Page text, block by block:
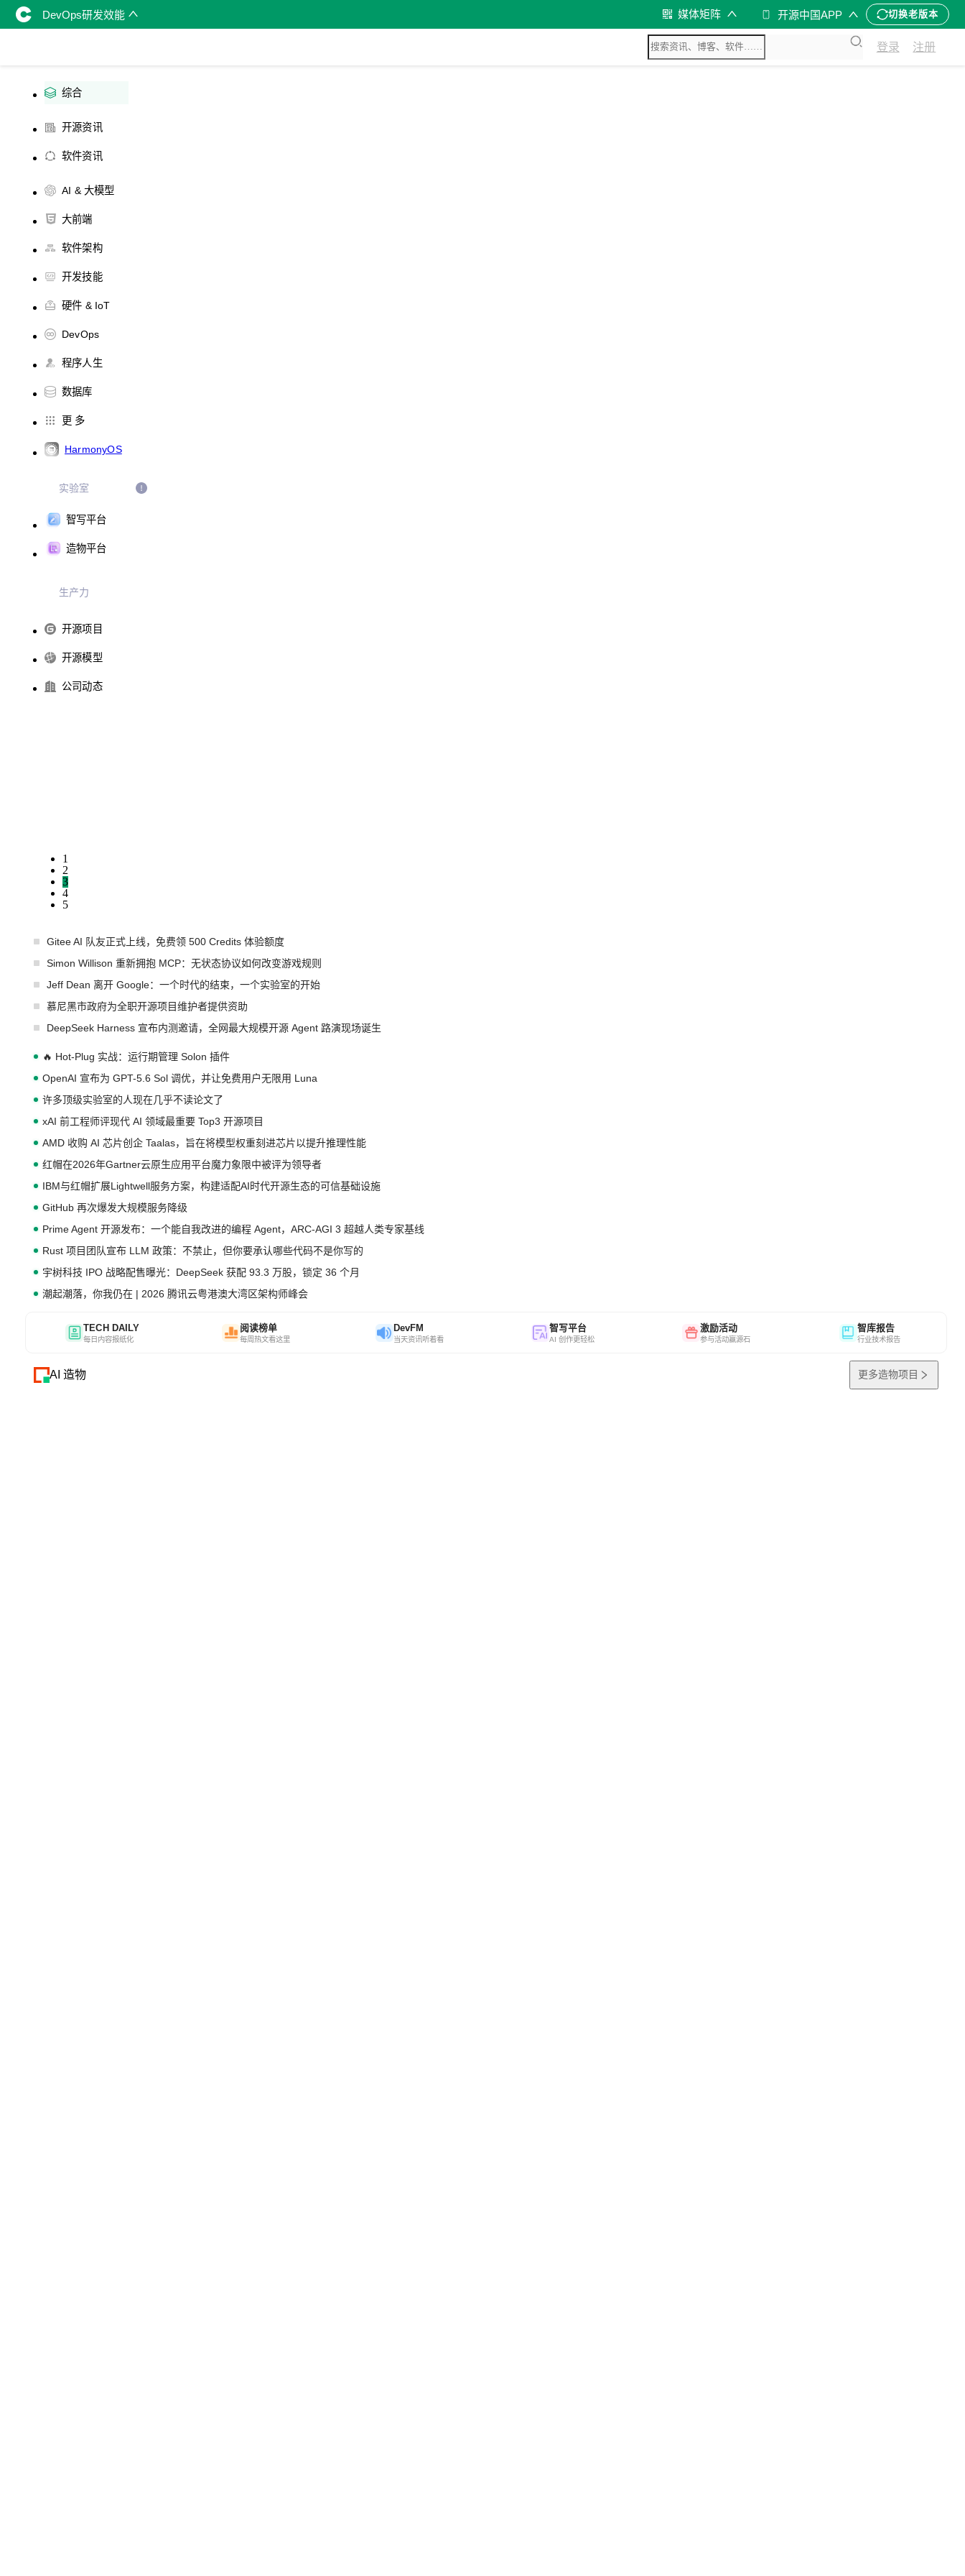
DevOps研发效能 媒体矩阵 开源中国APP 切换老版本
登录 注册
综合
开源资讯
软件资讯
AI & 大模型
大前端
软件架构
开发技能
硬件 & IoT
DevOps
程序人生
数据库
更 多
HarmonyOS
实验室
智写平台
造物平台
生产力
开源项目
开源模型
公司动态
1
2
3
4
5
Gitee AI 队友正式上线，免费领 500 Credits 体验额度
Simon Willison 重新拥抱 MCP：无状态协议如何改变游戏规则
Jeff Dean 离开 Google：一个时代的结束，一个实验室的开始
慕尼黑市政府为全职开源项目维护者提供资助
DeepSeek Harness 宣布内测邀请，全网最大规模开源 Agent 路演现场诞生
🔥 Hot-Plug 实战：运行期管理 Solon 插件
OpenAI 宣布为 GPT-5.6 Sol 调优，并让免费用户无限用 Luna
许多顶级实验室的人现在几乎不读论文了
xAI 前工程师评现代 AI 领域最重要 Top3 开源项目
AMD 收购 AI 芯片创企 Taalas，旨在将模型权重刻进芯片以提升推理性能
红帽在2026年Gartner云原生应用平台魔力象限中被评为领导者
IBM与红帽扩展Lightwell服务方案，构建适配AI时代开源生态的可信基础设施
GitHub 再次爆发大规模服务降级
Prime Agent 开源发布：一个能自我改进的编程 Agent，ARC-AGI 3 超越人类专家基线
Rust 项目团队宣布 LLM 政策：不禁止，但你要承认哪些代码不是你写的
宇树科技 IPO 战略配售曝光：DeepSeek 获配 93.3 万股，锁定 36 个月
潮起潮落，你我仍在 | 2026 腾讯云粤港澳大湾区架构师峰会
TECH DAILY
每日内容报纸化
阅读榜单
每周热文看这里
DevFM
当天资讯听着看
智写平台
AI 创作更轻松
激励活动
参与活动赢源石
智库报告
行业技术报告
AI 造物 更多造物项目